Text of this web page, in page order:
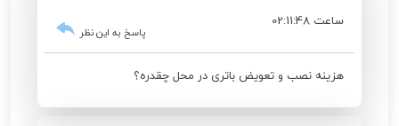
ساعت 02:11:48
پاسخ به این نظر
هزینه نصب و تعویض باتری در محل چقدره؟